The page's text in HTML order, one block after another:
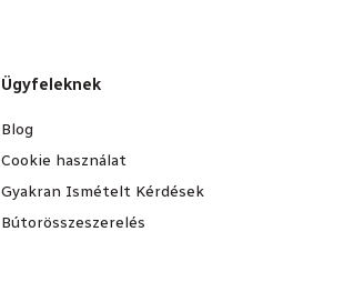
Ügyfeleknek
Blog
Cookie használat
Gyakran Ismételt Kérdések
Bútorösszeszerelés